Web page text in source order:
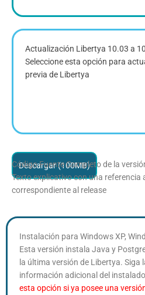
Actualización Libertya 10.03 a
Seleccione esta opción para
previa de Libertya
Descargar (100MB)
Código Fuente Completo de la
Texto explicativo con una referencia
correspondiente al release
Instalación para Windows XP,
Esta versión instala Java y
la última versión de Libertya. Siga
información adicional del
esta opción si ya posee una